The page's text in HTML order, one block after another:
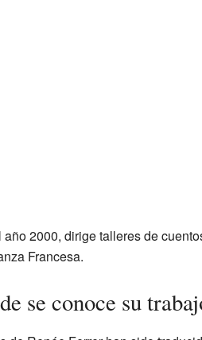
año 2000, dirige talleres de
Francesa.
se conoce su